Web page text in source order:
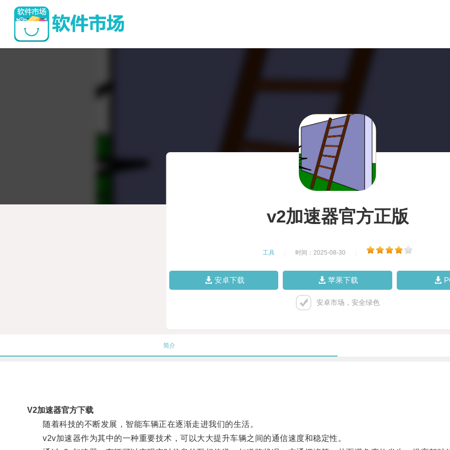
v2加速器官方正版
工具 时间：2025-08-30
安卓下载 苹果下载
安卓市场，安全绿色
简介
V2加速器官方下载
随着科技的不断发展，智能车辆正在逐渐走进我们的生活。
v2v加速器作为其中的一种重要技术，可以大大提升车辆之间的通信速度和稳定性。